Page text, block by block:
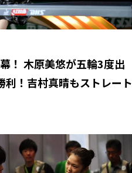
！ 木原美悠が五輪3度出
利！吉村真晴もストレート